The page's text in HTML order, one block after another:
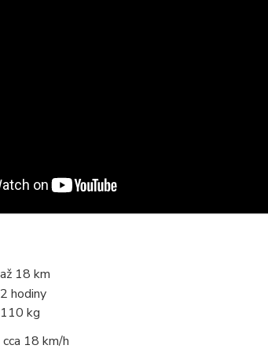
až 18 km
2 hodiny
110 kg
cca 18 km/h